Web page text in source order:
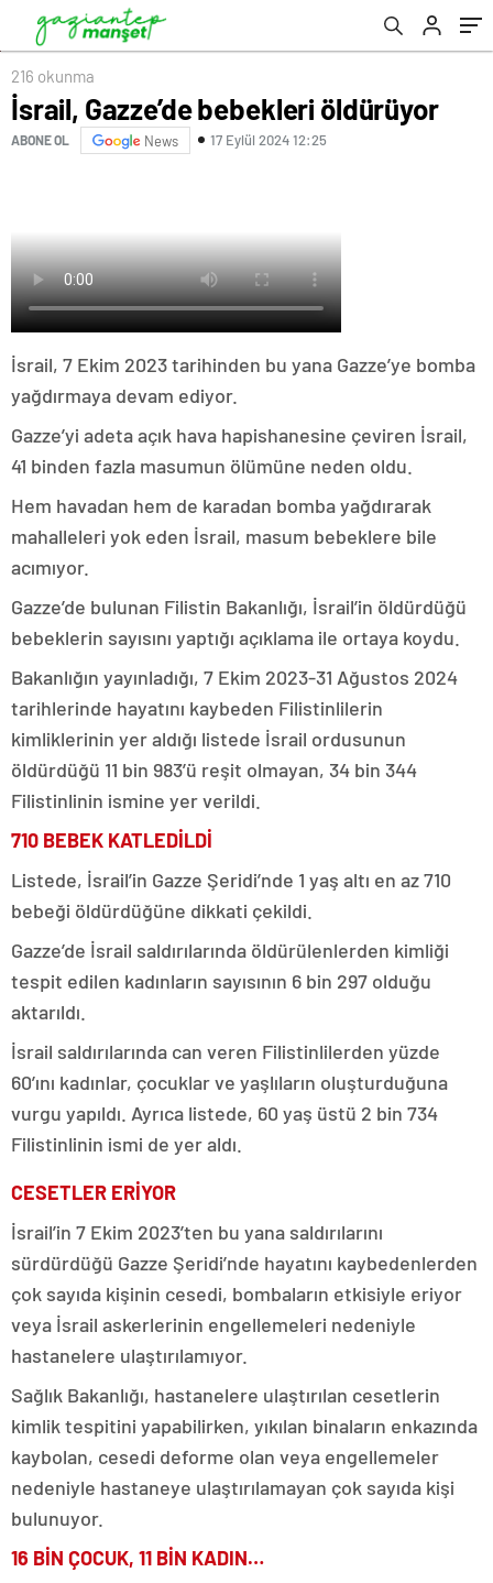
216 okunma
İsrail, Gazze’de bebekleri öldürüyor
ABONE OL News 17 Eylül 2024 12:25
İsrail, 7 Ekim 2023 tarihinden bu yana Gazze’ye bomba
yağdırmaya devam ediyor.
Gazze’yi adeta açık hava hapishanesine çeviren İsrail,
41 binden fazla masumun ölümüne neden oldu.
Hem havadan hem de karadan bomba yağdırarak
mahalleleri yok eden İsrail, masum bebeklere bile
acımıyor.
Gazze’de bulunan Filistin Bakanlığı, İsrail’in öldürdüğü
bebeklerin sayısını yaptığı açıklama ile ortaya koydu.
Bakanlığın yayınladığı, 7 Ekim 2023-31 Ağustos 2024
tarihlerinde hayatını kaybeden Filistinlilerin
kimliklerinin yer aldığı listede İsrail ordusunun
öldürdüğü 11 bin 983’ü reşit olmayan, 34 bin 344
Filistinlinin ismine yer verildi.
710 BEBEK KATLEDİLDİ
Listede, İsrail’in Gazze Şeridi’nde 1 yaş altı en az 710
bebeği öldürdüğüne dikkati çekildi.
Gazze’de İsrail saldırılarında öldürülenlerden kimliği
tespit edilen kadınların sayısının 6 bin 297 olduğu
aktarıldı.
İsrail saldırılarında can veren Filistinlilerden yüzde
60’ını kadınlar, çocuklar ve yaşlıların oluşturduğuna
vurgu yapıldı. Ayrıca listede, 60 yaş üstü 2 bin 734
Filistinlinin ismi de yer aldı.
CESETLER ERİYOR
İsrail’in 7 Ekim 2023’ten bu yana saldırılarını
sürdürdüğü Gazze Şeridi’nde hayatını kaybedenlerden
çok sayıda kişinin cesedi, bombaların etkisiyle eriyor
veya İsrail askerlerinin engellemeleri nedeniyle
hastanelere ulaştırılamıyor.
Sağlık Bakanlığı, hastanelere ulaştırılan cesetlerin
kimlik tespitini yapabilirken, yıkılan binaların enkazında
kaybolan, cesedi deforme olan veya engellemeler
nedeniyle hastaneye ulaştırılamayan çok sayıda kişi
bulunuyor.
16 BİN ÇOCUK, 11 BİN KADIN…